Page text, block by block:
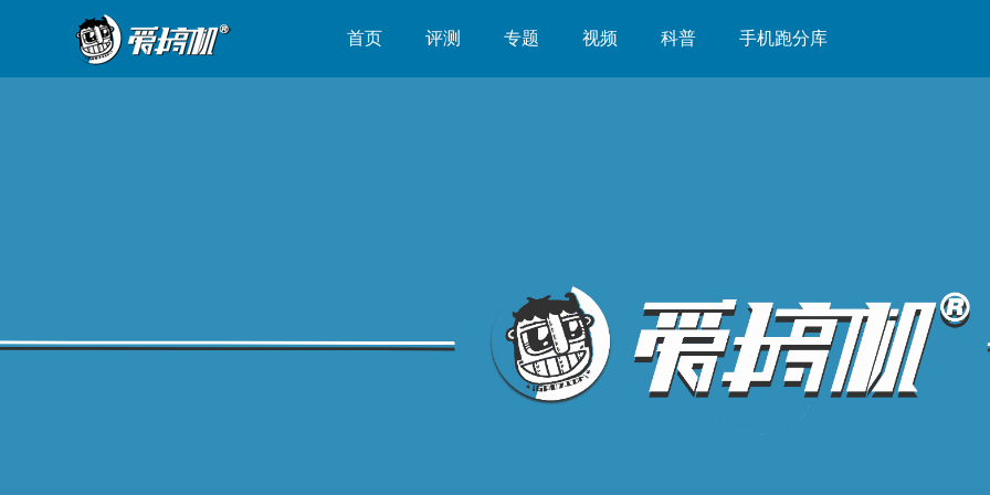
首页 评测 专题 视频 科普 手机跑分库